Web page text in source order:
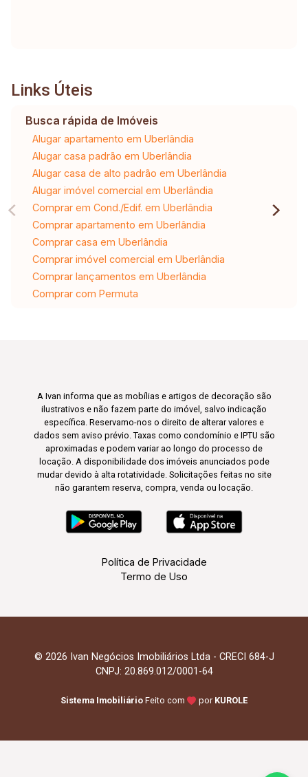
Links Úteis
Busca rápida de Imóveis
Alugar apartamento em Uberlândia
Alugar casa padrão em Uberlândia
Alugar casa de alto padrão em Uberlândia
Alugar imóvel comercial em Uberlândia
Comprar em Cond./Edif. em Uberlândia
Comprar apartamento em Uberlândia
Comprar casa em Uberlândia
Comprar imóvel comercial em Uberlândia
Comprar lançamentos em Uberlândia
Comprar com Permuta
A Ivan informa que as mobílias e artigos de decoração são
ilustrativos e não fazem parte do imóvel, salvo indicação
específica. Reservamo-nos o direito de alterar valores e
dados sem aviso prévio. Taxas como condomínio e IPTU são
aproximadas e podem variar ao longo do processo de
locação. A disponibilidade dos imóveis anunciados pode
mudar devido à alta rotatividade. Solicitações feitas no site
não garantem reserva, compra, venda ou locação.
Política de Privacidade
Termo de Uso
© 2026 Ivan Negócios Imobiliários Ltda - CRECI 684-J
CNPJ: 20.869.012/0001-64
Sistema Imobiliário Feito com por KUROLE